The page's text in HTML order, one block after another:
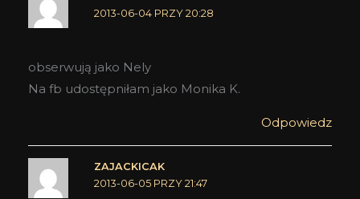
2013-06-04 PRZY 20:28
obserwują jako Nely
Na fb udostępniłam jako Monika K.
Odpowiedz
ZAJACKICAK
2013-06-05 PRZY 21:47